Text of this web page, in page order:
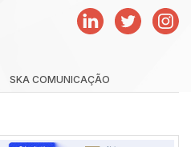
SKA COMUNICAÇÃO